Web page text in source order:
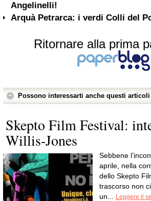
Angelinelli!
Arquà Petrarca: i verdi Colli del
Ritornare alla prima
Possono interessarti anche questi articoli
Skepto Film Festival:
Willis-Jones
Sebbene
aprile, nella
dello Skepto
trascorso non
un...
Leggere il